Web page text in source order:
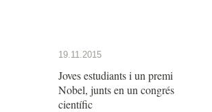
19.11.2015
Joves estudiants i un premi
Nobel, junts en un congrés
científic